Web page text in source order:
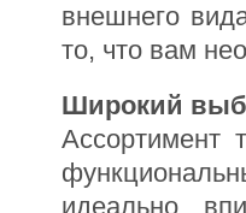
внешнего
то, что вам
Широкий
Ассортимент
идеально